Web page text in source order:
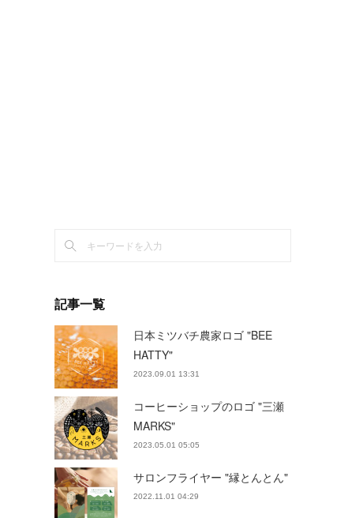
記事一覧
日本ミツバチ農家ロゴ "BEE
HATTY"
2023.09.01 13:31
コーヒーショップのロゴ "三瀬
MARKS"
2023.05.01 05:05
サロンフライヤー "縁とんとん"
2022.11.01 04:29